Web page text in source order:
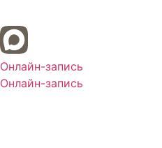
Онлайн-запись
Онлайн-запись